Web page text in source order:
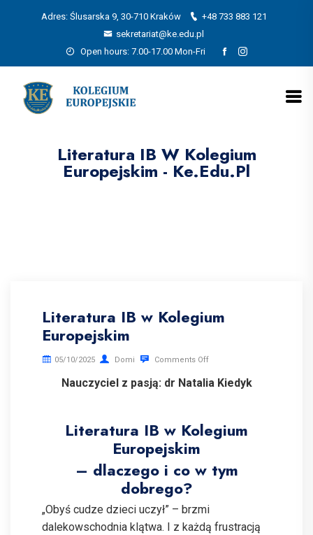
Adres: Ślusarska 9, 30-710 Kraków
+48 733 883 121
sekretariat@ke.edu.pl
Open hours: 7.00-17.00 Mon-Fri
Literatura IB W Kolegium
Europejskim - Ke.edu.pl
Literatura IB w Kolegium
Europejskim
05/10/2025 Domi Comments Off
Nauczyciel z pasją: dr Natalia Kiedyk
Literatura IB w Kolegium
Europejskim
– dlaczego i co w tym
dobrego?
„Obyś cudze dzieci uczył” – brzmi
dalekowschodnia klątwa. I z każdą frustracją